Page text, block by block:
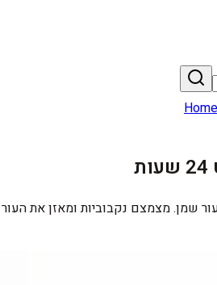
Home
שמן. מצמצם נקבוביות ומאזן את העור